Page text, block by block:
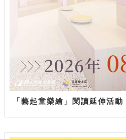
「藝起童樂繪」閱讀延伸活動